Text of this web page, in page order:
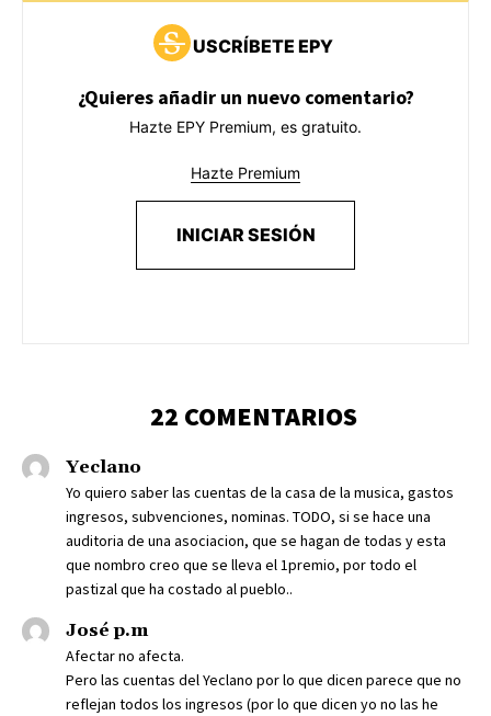
USCRÍBETE EPY
¿Quieres añadir un nuevo comentario?
Hazte EPY Premium, es gratuito.
Hazte Premium
INICIAR SESIÓN
22 COMENTARIOS
Yeclano
Yo quiero saber las cuentas de la casa de la musica, gastos
ingresos, subvenciones, nominas. TODO, si se hace una
auditoria de una asociacion, que se hagan de todas y esta
que nombro creo que se lleva el 1premio, por todo el
pastizal que ha costado al pueblo..
José p.m
Afectar no afecta.
Pero las cuentas del Yeclano por lo que dicen parece que no
reflejan todos los ingresos (por lo que dicen yo no las he